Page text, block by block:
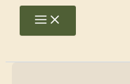
Inhalt
Main